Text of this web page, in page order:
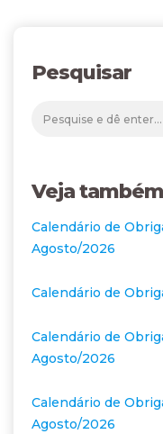
Pesquisar
Veja também
Calendário de
Agosto/2026
Calendário de
Calendário de
Agosto/2026
Calendário de
Agosto/2026